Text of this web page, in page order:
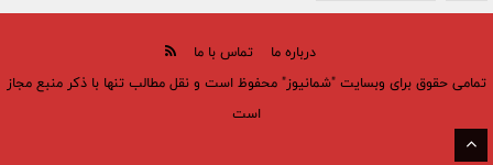
درباره ما
تماس با ما
تمامی حقوق برای وبسایت "شمانیوز" محفوظ است و نقل مطالب تنها با ذکر منبع مجاز
است